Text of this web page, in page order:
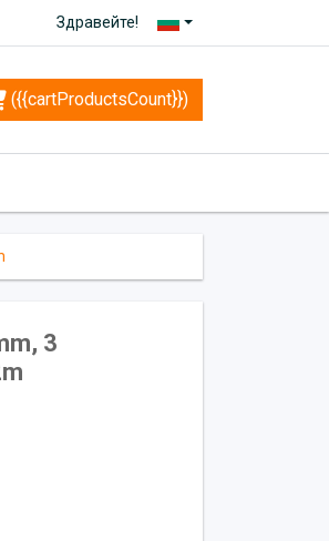
Здравейте!
({{cartProductsCount}})
3